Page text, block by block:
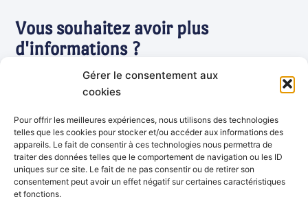
Gérer le consentement aux
cookies
Pour offrir les meilleures expériences, nous utilisons des technologies
telles que les cookies pour stocker et/ou accéder aux informations des
appareils. Le fait de consentir à ces technologies nous permettra de
traiter des données telles que le comportement de navigation ou les ID
uniques sur ce site. Le fait de ne pas consentir ou de retirer son
consentement peut avoir un effet négatif sur certaines caractéristiques
et fonctions.
Vous souhaitez avoir plus
d'informations ?
Nous Contacter